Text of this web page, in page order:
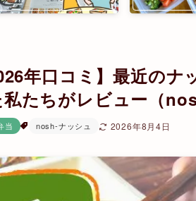
年口コミ】最近の
たちがレビュー（
当 nosh-ナッシュ 2026年8月4日